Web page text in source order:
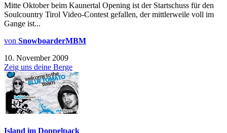
Mitte Oktober beim Kaunertal Opening ist der Startschuss für den
Soulcountry Tirol Video-Contest gefallen, der mittlerweile voll im
Gange ist...
von SnowboarderMBM
10. November 2009
Zeig uns deine Berge
Island im Doppelpack